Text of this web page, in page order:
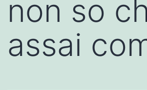
non so
assai